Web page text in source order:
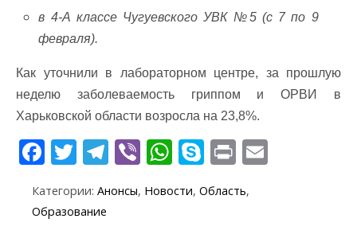
в 4-А классе Чугуевского УВК №5 (с 7 по 9
февраля).
Как уточнили в лабораторном центре, за прошлую
неделю заболеваемость гриппом и ОРВИ в
Харьковской области возросла на 23,8%.
F
e
b
T
itt
T
e
Vi
er
W
at
S
k
y
Pr
t
Категории: Анонсы, Новости, Область,
Образование